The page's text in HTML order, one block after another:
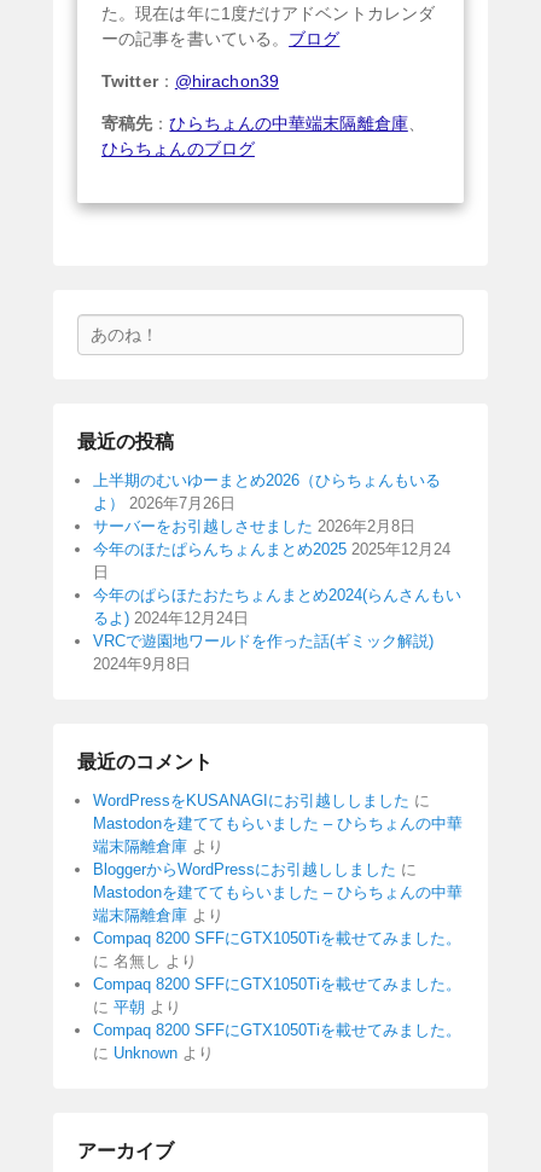
た。現在は年に1度だけアドベントカレンダ
ーの記事を書いている。 ブログ
Twitter： @hirachon39
寄稿先 ：ひらちょんの中華端末隔離倉庫、
ひらちょんのブログ
索
最近の投稿
上半期のむいゆーまとめ2026（ひらちょんもいる
よ）
2026年7月26日
サーバーをお引越しさせました 2026年2月8日
今年のほたぱらんちょんまとめ2025 2025年12月24
日
今年のぱらほたおたちょんまとめ2024(らんさんもい
るよ) 2024年12月24日
VRCで遊園地ワールドを作った話(ギミック解説)
2024年9月8日
最近のコメント
WordPressをKUSANAGIにお引越ししました に
Mastodonを建ててもらいました – ひらちょんの中華
端末隔離倉庫 より
BloggerからWordPressにお引越ししました に
Mastodonを建ててもらいました – ひらちょんの中華
端末隔離倉庫 より
Compaq 8200 SFFにGTX1050Tiを載せてみました。
に 名無し より
Compaq 8200 SFFにGTX1050Tiを載せてみました。
に 平朝 より
Compaq 8200 SFFにGTX1050Tiを載せてみました。
に Unknown より
アーカイブ